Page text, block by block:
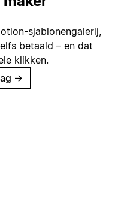
sjablonengalerij,
betaald – en dat
klikken.
→